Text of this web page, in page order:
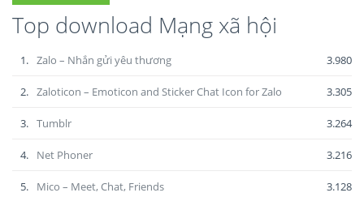
Top download Mạng xã hội
1. Zalo – Nhắn gửi yêu thương 3.980
2. Zaloticon – Emoticon and Sticker Chat Icon for Zalo 3.305
3. Tumblr 3.264
4. Net Phoner 3.216
5. Mico – Meet, Chat, Friends 3.128